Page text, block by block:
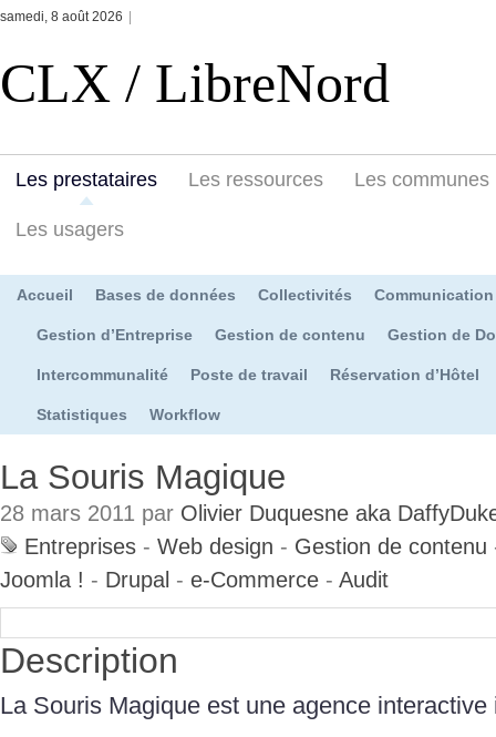
samedi, 8 août 2026
CLX / LibreNord
Les prestataires Les ressources Les communes
Les usagers
Accueil Bases de données Collectivités Communication
Gestion d’Entreprise Gestion de contenu Gestion de
Intercommunalité Poste de travail Réservation d’Hôtel
Statistiques Workflow
La Souris Magique
28 mars 2011 par Olivier Duquesne aka
Entreprises - Web design - Gestion de contenu
Joomla ! - Drupal - e-Commerce - Audit
Description
La Souris Magique est une agence